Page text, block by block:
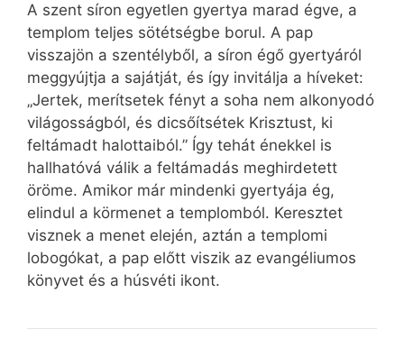
A szent síron egyetlen gyertya marad égve, a
templom teljes sötétségbe borul. A pap
visszajön a szentélyből, a síron égő gyertyáról
meggyújtja a sajátját, és így invitálja a híveket:
„Jertek, merítsetek fényt a soha nem alkonyodó
világosságból, és dicsőítsétek Krisztust, ki
feltámadt halottaiból.” Így tehát énekkel is
hallhatóvá válik a feltámadás meghirdetett
öröme. Amikor már mindenki gyertyája ég,
elindul a körmenet a templomból. Keresztet
visznek a menet elején, aztán a templomi
lobogókat, a pap előtt viszik az evangéliumos
könyvet és a húsvéti ikont.